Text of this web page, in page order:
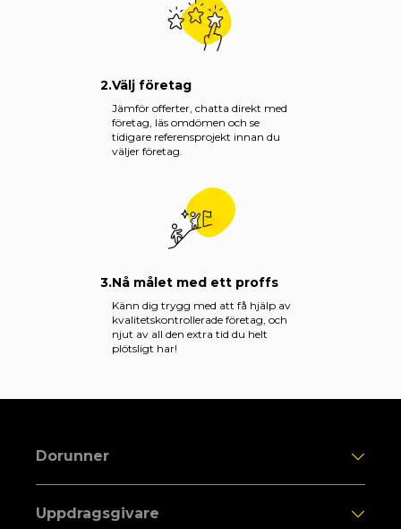
2.Välj företag
Jämför offerter, chatta direkt med
företag, läs omdömen och se
tidigare referensprojekt innan du
väljer företag.
3.Nå målet med ett proffs
Känn dig trygg med att få hjälp av
kvalitetskontrollerade företag, och
njut av all den extra tid du helt
plötsligt har!
Dorunner
Uppdragsgivare